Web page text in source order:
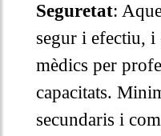
Seguretat:
segur i efectiu, i
mèdics per
capacitats.
secundaris i